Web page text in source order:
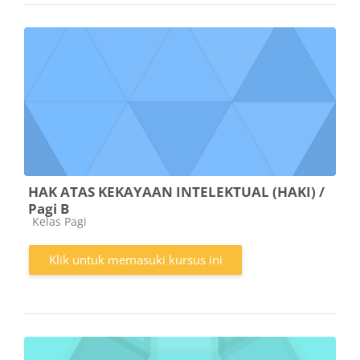
HAK ATAS KEKAYAAN INTELEKTUAL (HAKI) /
Pagi B
Kategori kursus
Kelas Pagi
Klik untuk memasuki kursus ini